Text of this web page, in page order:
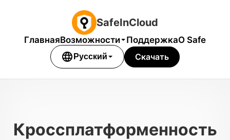
SafeInCloud
ГлавнаяВозможности ПоддержкаО Safe
language Русский Скачать
Кроссплатформенность